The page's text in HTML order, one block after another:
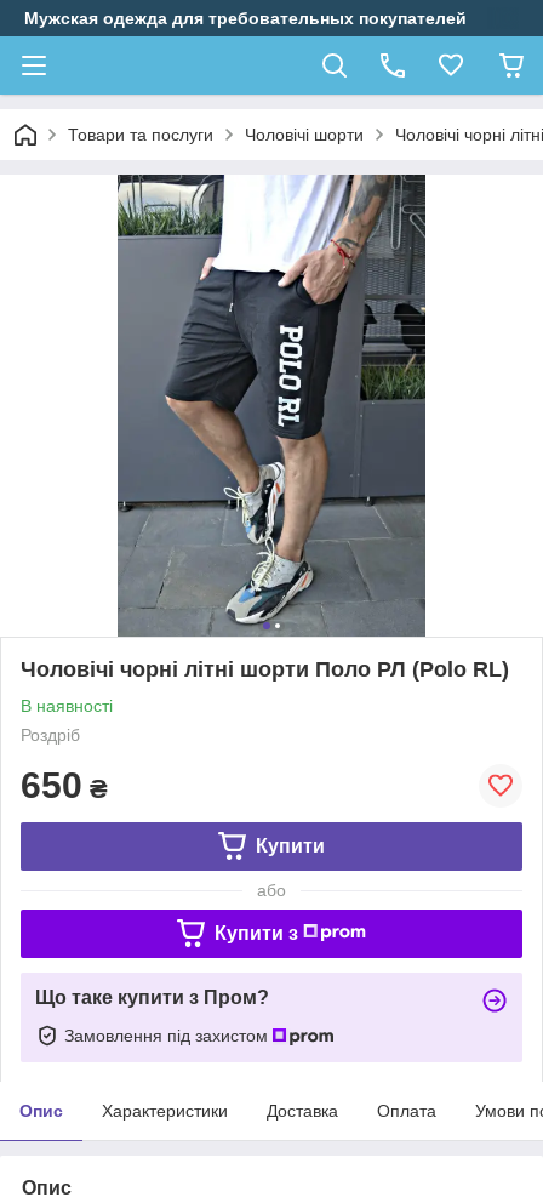
Мужская одежда для требовательных покупателей
Товари та послуги Чоловічі шорти Чоловічі чорні
Чоловічі чорні літні шорти Поло РЛ (Polo RL)
В наявності
Роздріб
650 ₴
Купити
або
Купити з
Що таке купити з Пром?
Замовлення під захистом
Опис Характеристики Доставка Оплата Умови
Опис